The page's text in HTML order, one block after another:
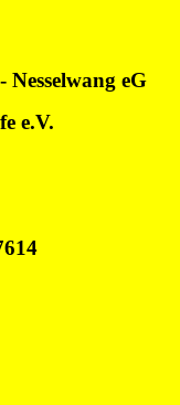
eG
e.V.